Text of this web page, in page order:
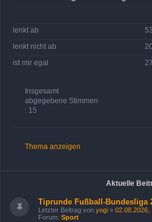
lenkt ab
lenkt nicht ab
ist mir egal
Insgesamt
abgegebene Stimmen
: 15
Thema anzeigen
Aktuelle
Tiprunde Fußball-Bundesliga
Letzter Beitrag von yogi » 02.08.2026,
Forum: Sport